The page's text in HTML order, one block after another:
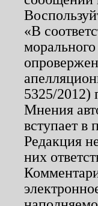
«В
5325/2012)
Мнения
вступает в
Редакция
них